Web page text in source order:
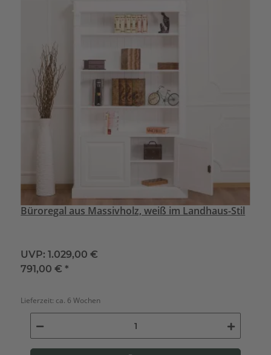
Büroregal aus Massivholz, weiß im Landhaus-Stil
UVP: 1.029,00 €
791,00 €*
Lieferzeit: ca. 6 Wochen